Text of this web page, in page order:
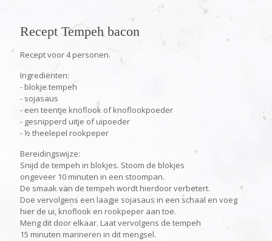
Recept Tempeh bacon
Recept voor 4 personen.
Ingrediënten:
- blokje tempeh
- sojasaus
- een teentje knoflook of knoflookpoeder
- gesnipperd uitje of uipoeder
- ½ theelepel rookpeper
Bereidingswijze:
Snijd de tempeh in blokjes. Stoom de blokjes
ongeveer 10 minuten in een stoompan.
De smaak van de tempeh wordt hierdoor verbetert.
Doe vervolgens een laagje sojasaus in een schaal en voeg
hier de ui, knoflook en rookpeper aan toe.
Meng dit door elkaar. Laat vervolgens de tempeh
15 minuten marineren in dit mengsel.